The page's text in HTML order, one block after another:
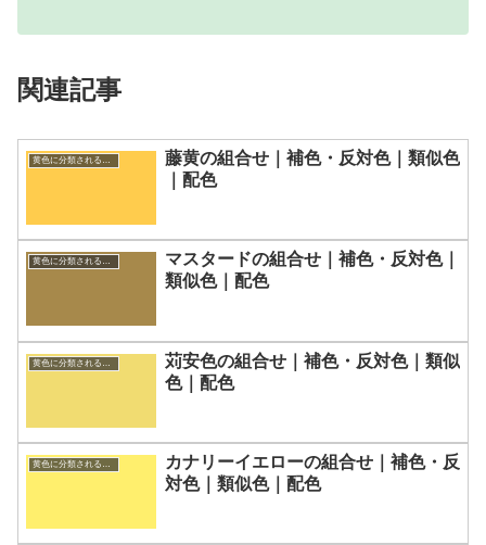
関連記事
藤黄の組合せ｜補色・反対色｜類似色
｜配色
黄色に分類される色一覧
マスタードの組合せ｜補色・反対色｜
類似色｜配色
苅安色の組合せ｜補色・反対色｜類似
色｜配色
黄色に分類される色一覧
カナリーイエローの組合せ｜補色・反
対色｜類似色｜配色